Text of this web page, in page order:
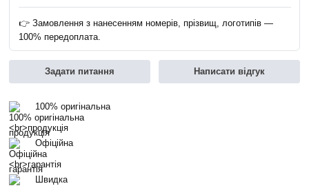
👉 Замовлення з нанесенням номерів, прізвищ, логотипів —
100% передоплата.
Задати питання Написати відгук
100% оригінальна
продукція
Офіційна
гарантія
Швидка